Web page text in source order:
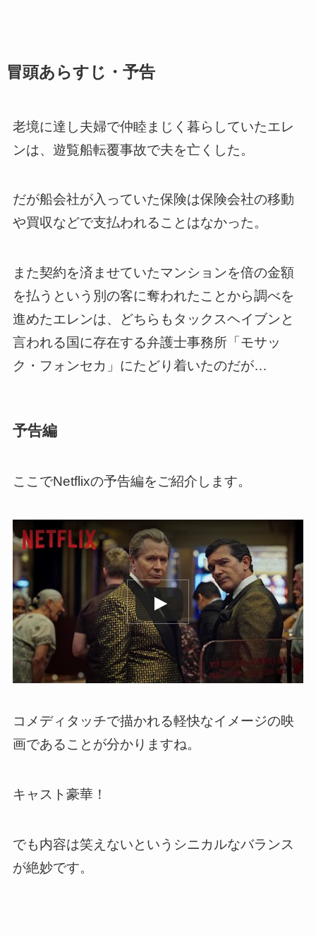
冒頭あらすじ・予告
老境に達し夫婦で仲睦まじく暮らしていたエレ
ンは、遊覧船転覆事故で夫を亡くした。
だが船会社が入っていた保険は保険会社の移動
や買収などで支払われることはなかった。
また契約を済ませていたマンションを倍の金額
を払うという別の客に奪われたことから調べを
進めたエレンは、どちらもタックスヘイブンと
言われる国に存在する弁護士事務所「モサッ
ク・フォンセカ」にたどり着いたのだが…
予告編
ここでNetflixの予告編をご紹介します。
この動画を YouTube で視聴
コメディタッチで描かれる軽快なイメージの映
画であることが分かりますね。
キャスト豪華！
でも内容は笑えないというシニカルなバランス
が絶妙です。